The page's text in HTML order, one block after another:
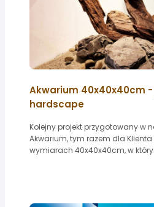
Akwarium 40x40x40cm
hardscape
Kolejny projekt przygotowany w
Akwarium, tym razem dla Klienta
wymiarach 40x40x40cm, w